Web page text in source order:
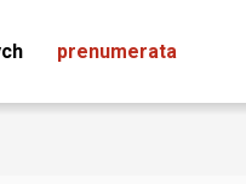
prenumerata